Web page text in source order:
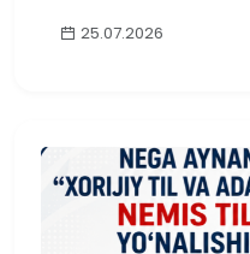
25.07.2026